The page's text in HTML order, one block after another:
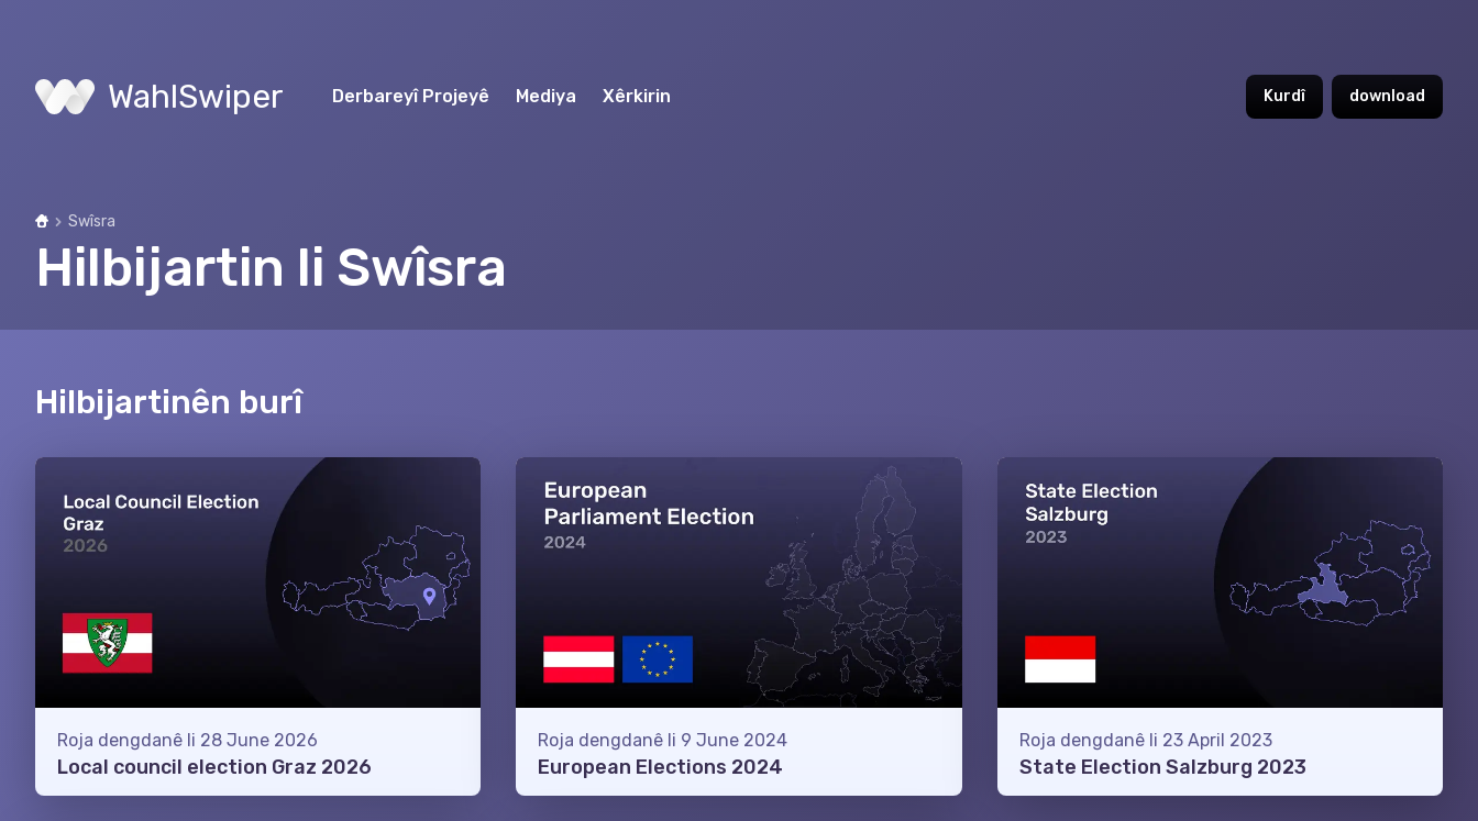
WahlSwiper Derbareyî Projeyê Mediya Xêrkirin Kurdî download
HomeSwîsra
Hilbijartin li Swîsra
Hilbijartinên burî
Roja dengdanê li 28 June 2026
Local council election Graz 2026
Roja dengdanê li 9 June 2024
European Elections 2024
Roja dengdanê li 23 April 2023
State Election Salzburg 2023